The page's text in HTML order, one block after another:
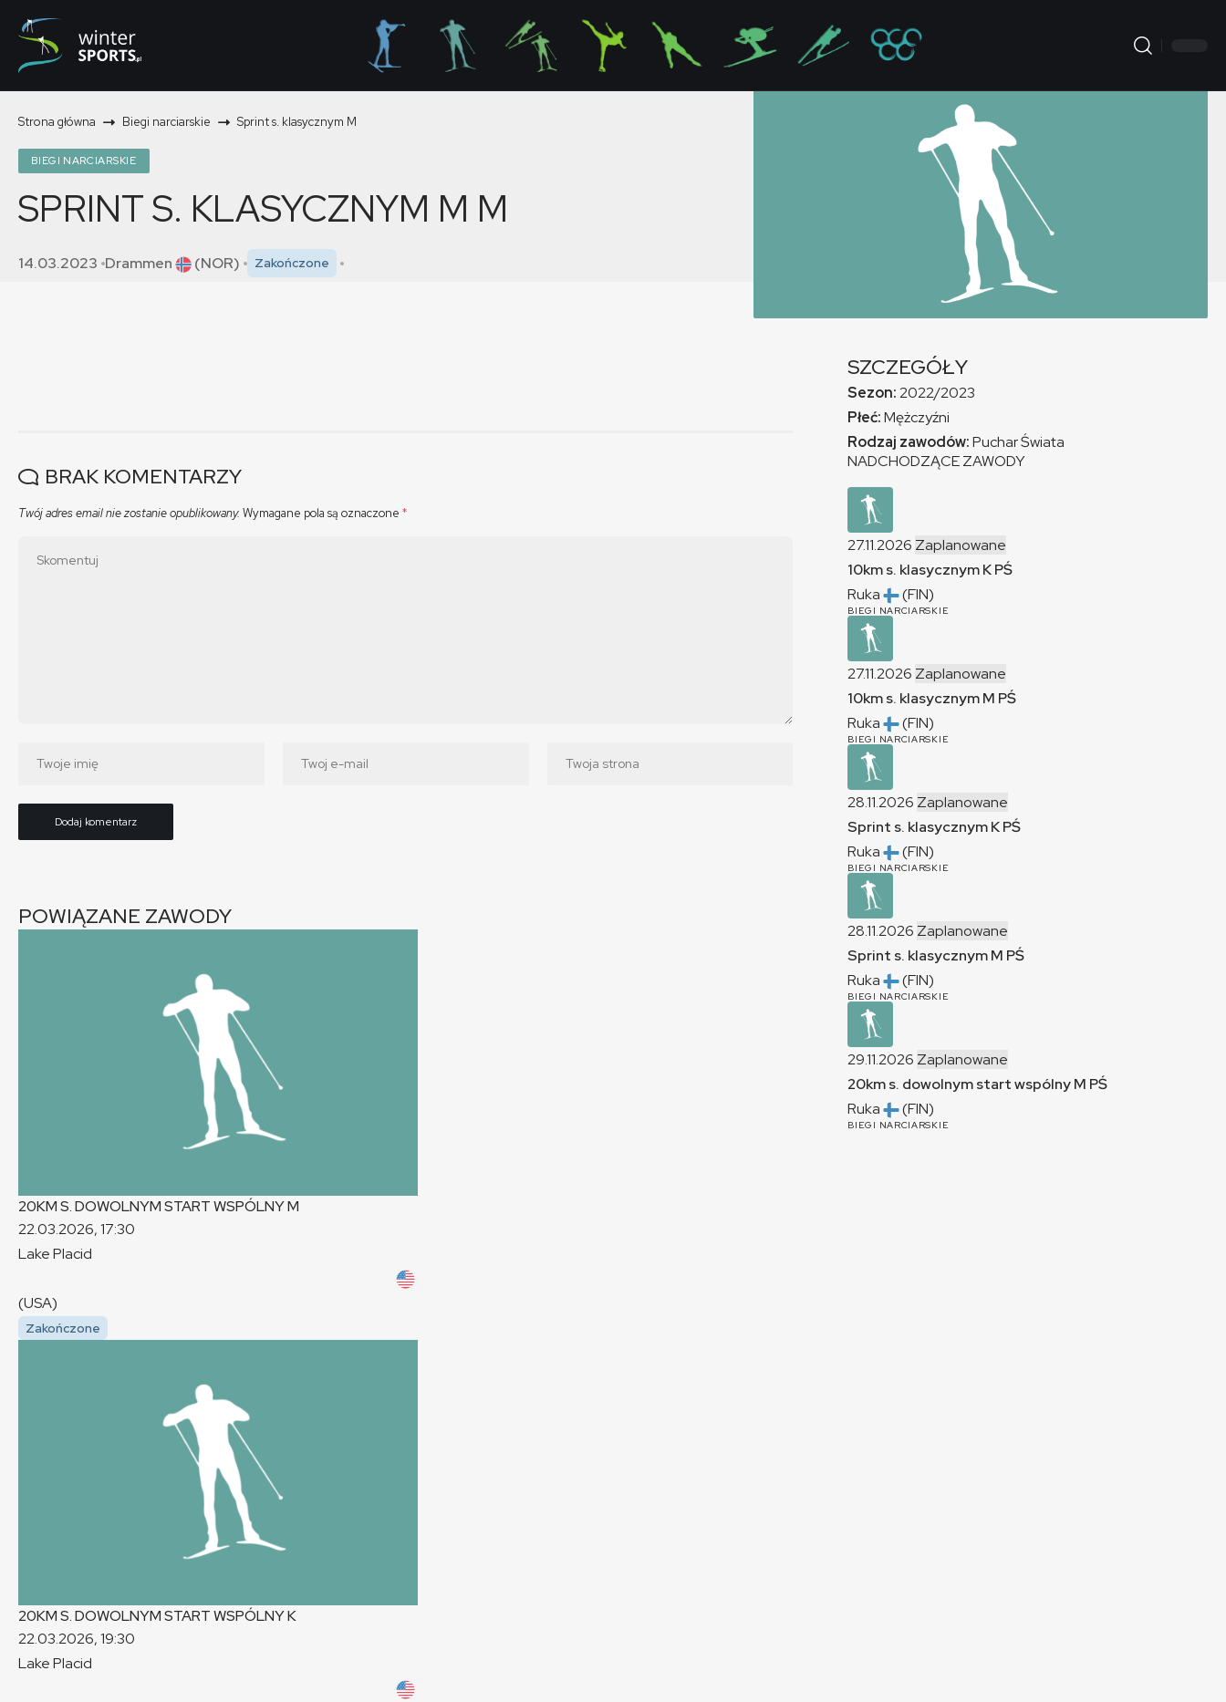
Strona główna Biegi narciarskie Sprint s. klasycznym M
BIEGI NARCIARSKIE
SPRINT S. KLASYCZNYM M M
14.03.2023 Drammen (NOR) Zakończone
BRAK KOMENTARZY
Twój adres email nie zostanie opublikowany. Wymagane pola są oznaczone *
POWIĄZANE ZAWODY
20KM S. DOWOLNYM START WSPÓLNYM
22.03.2026, 17:30
Lake Placid
(USA)
Zakończone
20KM S. DOWOLNYM START WSPÓLNYK
22.03.2026, 19:30
Lake Placid
SZCZEGÓŁY
Sezon:2022/2023
Płeć:Mężczyźni
Rodzaj zawodów:Puchar Świata
NADCHODZĄCE ZAWODY
27.11.2026 Zaplanowane
10km s. klasycznymKPŚ
Ruka
(FIN)
BIEGI NARCIARSKIE
27.11.2026 Zaplanowane
10km s. klasycznymM PŚ
Ruka
(FIN)
BIEGI NARCIARSKIE
28.11.2026 Zaplanowane
Sprint s. klasycznymKPŚ
Ruka
(FIN)
BIEGI NARCIARSKIE
28.11.2026 Zaplanowane
Sprint s. klasycznymM PŚ
Ruka
(FIN)
BIEGI NARCIARSKIE
29.11.2026 Zaplanowane
20km s. dowolnym start wspólnyM PŚ
Ruka
(FIN)
BIEGI NARCIARSKIE